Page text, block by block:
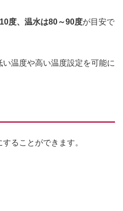
度、温水は80～90度が目安で
温度や高い温度設定を可能に
ることができます。